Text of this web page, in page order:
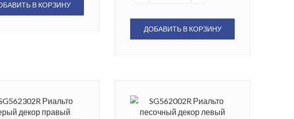
В КОРЗИНУ
ДОБАВИТЬ В КОРЗИНУ